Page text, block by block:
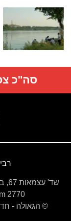
סה"כ
רבי
2770 www.hageula.com@gmail.com
© הגאולה -